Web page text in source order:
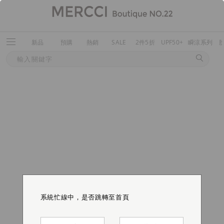
新品 預購 熱銷 SALE 2件5折 UPF50+ 瞬涼系列
系統忙線中，是否跳轉至首頁
系統忙線中，是否跳轉至首頁
系統忙線中，是否跳轉至首頁
系統忙線中，是否跳轉至首頁
系統忙線中，是否跳轉至首頁